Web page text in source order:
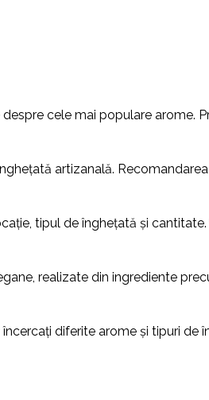
cele mai populare arome.
artizanală.
tipul de înghețată și
realizate din ingrediente
diferite arome și tipuri de